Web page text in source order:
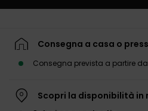
Consegna a casa o
Consegna prevista a partire da
Scopri la disponibilità in